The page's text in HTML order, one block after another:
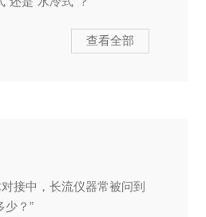
查看全部
接中，长流仪器常被问到
少？”